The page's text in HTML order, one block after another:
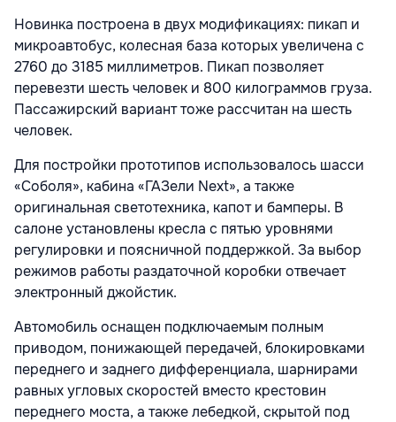
Новинка построена в двух модификациях: пикап и
микроавтобус, колесная база которых увеличена с
2760 до 3185 миллиметров. Пикап позволяет
перевезти шесть человек и 800 килограммов груза.
Пассажирский вариант тоже рассчитан на шесть
человек.
Для постройки прототипов использовалось шасси
«Соболя», кабина «ГАЗели Next», а также
оригинальная светотехника, капот и бамперы. В
салоне установлены кресла с пятью уровнями
регулировки и поясничной поддержкой. За выбор
режимов работы раздаточной коробки отвечает
электронный джойстик.
Автомобиль оснащен подключаемым полным
приводом, понижающей передачей, блокировками
переднего и заднего дифференциала, шарнирами
равных угловых скоростей вместо крестовин
переднего моста, а также лебедкой, скрытой под